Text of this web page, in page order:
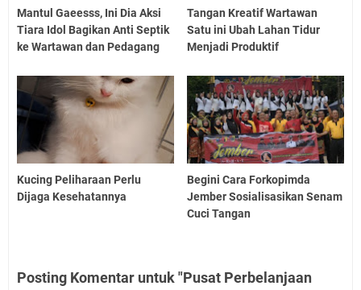
Mantul Gaeesss, Ini Dia Aksi
Tiara Idol Bagikan Anti Septik
ke Wartawan dan Pedagang
Tangan Kreatif Wartawan
Satu ini Ubah Lahan Tidur
Menjadi Produktif
Kucing Peliharaan Perlu
Dijaga Kesehatannya
Begini Cara Forkopimda
Jember Sosialisasikan Senam
Cuci Tangan
Posting Komentar untuk "Pusat Perbelanjaan